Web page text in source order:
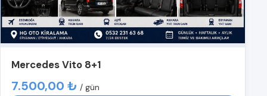
Mercedes Vito 8+1
7.500,00 ₺ / gün